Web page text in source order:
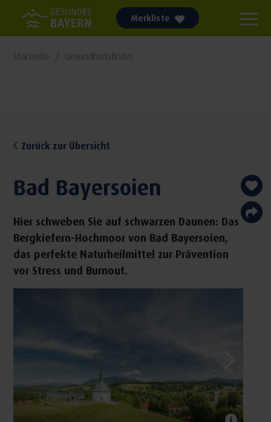
Merkliste
Startseite Gesundheitsfinder
Zurück zur Übersicht
Bad Bayersoien
Hier schweben Sie auf schwarzen Daunen: Das
Bergkiefern-Hochmoor von Bad Bayersoien,
das perfekte Naturheilmittel zur Prävention
vor Stress und Burnout.